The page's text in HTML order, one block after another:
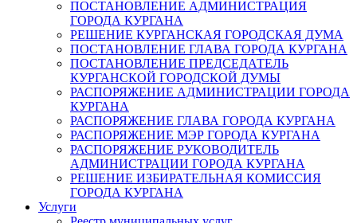
ПОСТАНОВЛЕНИЕ АДМИНИСТРАЦИЯ
ГОРОДА КУРГАНА
РЕШЕНИЕ КУРГАНСКАЯ ГОРОДСКАЯ ДУМА
ПОСТАНОВЛЕНИЕ ГЛАВА ГОРОДА КУРГАНА
ПОСТАНОВЛЕНИЕ ПРЕДСЕДАТЕЛЬ
КУРГАНСКОЙ ГОРОДСКОЙ ДУМЫ
РАСПОРЯЖЕНИЕ АДМИНИСТРАЦИИ ГОРОДА
КУРГАНА
РАСПОРЯЖЕНИЕ ГЛАВА ГОРОДА КУРГАНА
РАСПОРЯЖЕНИЕ МЭР ГОРОДА КУРГАНА
РАСПОРЯЖЕНИЕ РУКОВОДИТЕЛЬ
АДМИНИСТРАЦИИ ГОРОДА КУРГАНА
РЕШЕНИЕ ИЗБИРАТЕЛЬНАЯ КОМИССИЯ
ГОРОДА КУРГАНА
Услуги